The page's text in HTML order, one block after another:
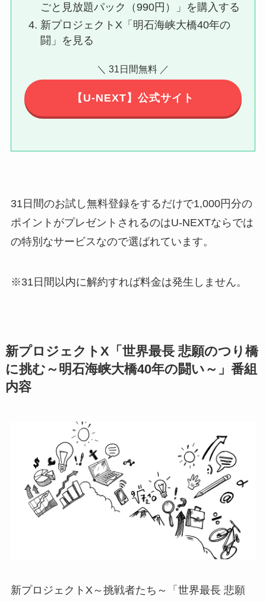
ごと見放題パック（990円）」を購入する
新プロジェクトX「明石海峡大橋40年の
闘」を見る
＼ 31日間無料 ／
【U-NEXT】公式サイト
31日間のお試し無料登録をするだけで1,000円分の
ポイントがプレゼントされるのはU-NEXTならでは
の特別なサービスなので選ばれています。
※31日間以内に解約すれば料金は発生しません。
新プロジェクトX「世界最長 悲願のつり橋
に挑む～明石海峡大橋40年の闘い～」番組
内容
新プロジェクトX～挑戦者たち～「世界最長 悲願